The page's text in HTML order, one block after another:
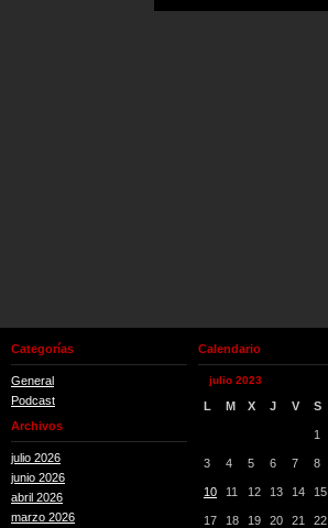
Categorías
General
Podcast
Archivos
julio 2026
junio 2026
abril 2026
marzo 2026
Calendario
julio 2023
L M X J V S
1
3 4 5 6 7 8
10 11 12 13 14 15
17 18 19 20 21 22